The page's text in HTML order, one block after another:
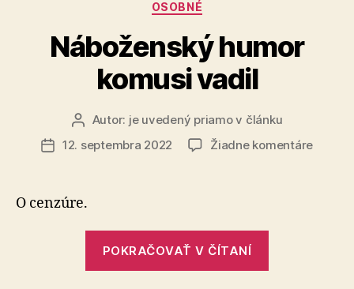
Kategórie
OSOBNÉ
Náboženský humor
komusi vadil
AutorAutor: je uvedený priamo v článku
Dátum
12. septembra 2022 Žiadne komentárena
O cenzúre.
POKRAČOVAŤ V ČÍTANÍ